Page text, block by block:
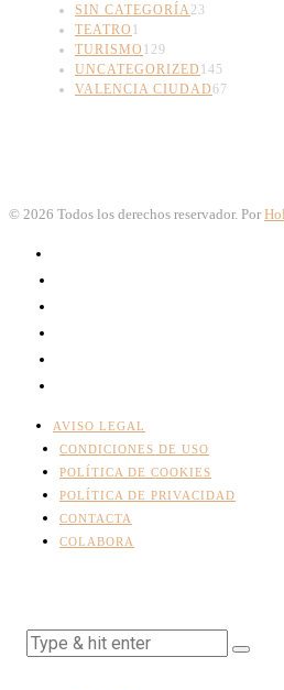
SIN CATEGORÍA 23
TEATRO 1
TURISMO 129
UNCATEGORIZED 145
VALENCIA CIUDAD67
© 2026 Todos los derechos reservador. Por
AVISO LEGAL
CONDICIONES DE USO
POLÍTICA DE COOKIES
POLÍTICA DE PRIVACIDAD
CONTACTA
COLABORA